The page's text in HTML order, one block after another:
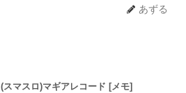
あずる
(スマスロ)マギアレコード [メモ]